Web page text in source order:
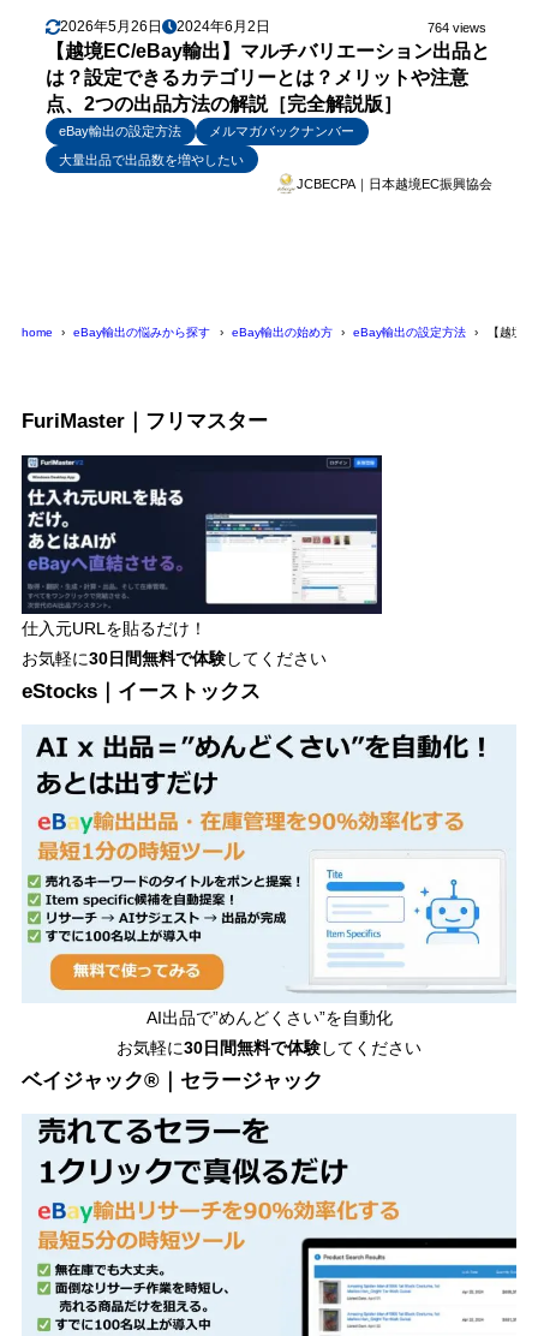
2026年5月26日 2024年6月2日 764 views
【越境EC/eBay輸出】マルチバリエーション出品と
は？設定できるカテゴリーとは？メリットや注意
点、2つの出品方法の解説［完全解説版］
eBay輸出の設定方法
メルマガバックナンバー
大量出品で出品数を増やしたい
JCBECPA｜日本越境EC振興協会
home eBay輸出の悩みから探す eBay輸出の始め方 eBay輸出の設定方法 【越境
FuriMaster｜フリマスター
仕入元URLを貼るだけ！
お気軽に30日間無料で体験してください
eStocks｜イーストックス
AI出品で”めんどくさい”を自動化
お気軽に30日間無料で体験してください
ベイジャック®｜セラージャック